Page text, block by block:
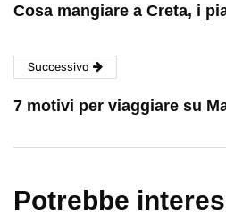
Cosa mangiare a Creta, i
Successivo
7 motivi per viaggiare su
Potrebbe